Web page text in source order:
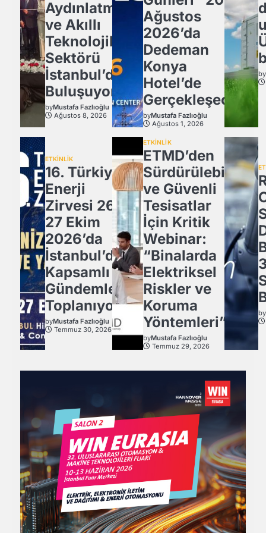
Aydınlatma
ve Akıllı
Teknolojiler
Sektörü
İstanbul’da
Buluşuyor!
byMustafa Fazlıoğlu
Ağustos 8, 2026
Ağustos
2026’da
Dedeman
Konya
Hotel’de
Gerçekleşecek
byMustafa Fazlıoğlu
Ağustos 1, 2026
by
ETKİNLİK
16. Türkiye
Enerji
Zirvesi 26-
27 Ekim
2026’da
İstanbul’da
Kapsamlı
Gündemle
Toplanıyor.
byMustafa Fazlıoğlu
Temmuz 30, 2026
ETKİNLİK
ETMD’den
Sürdürülebilir
ve Güvenli
Tesisatlar
İçin Kritik
Webinar:
“Binalarda
Elektriksel
Riskler ve
Koruma
Yöntemleri”
byMustafa Fazlıoğlu
Temmuz 29, 2026
by